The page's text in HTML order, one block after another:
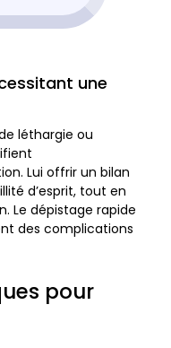
une
léthargie ou
Lui offrir un bilan
d’esprit, tout en
Le dépistage rapide
des complications
pour